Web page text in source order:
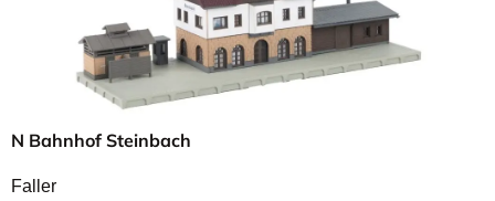
N Bahnhof Steinbach
Faller